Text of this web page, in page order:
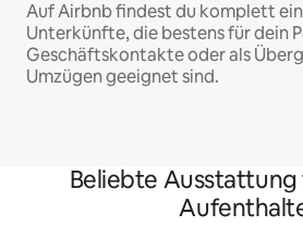
Auf Airbnb findest du komplett
Unterkünfte, die bestens für dein
Geschäftskontakte oder als
Umzügen geeignet sind.
Beliebte